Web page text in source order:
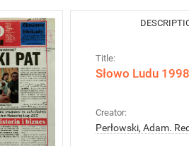
Title:
Słowo Ludu
Creator:
Perłowski, Adam.